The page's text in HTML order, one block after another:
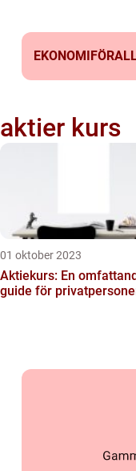
aktier kurs
01 oktober 2023
Aktiekurs: En
guide för